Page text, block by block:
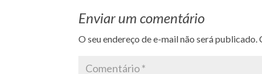
Enviar um comentário
O seu endereço de e-mail não será publicado.